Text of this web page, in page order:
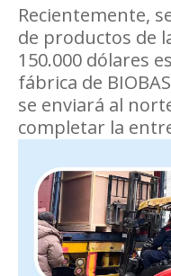
Recientemente,
de productos de
150.000 dólares
fábrica de
se enviará al
completar la